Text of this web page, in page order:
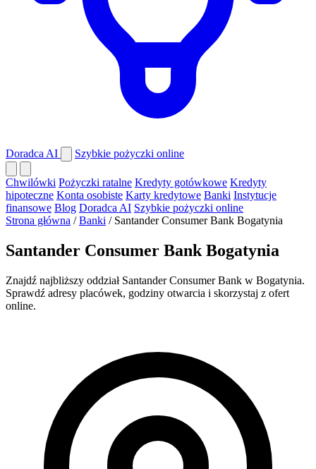
Doradca AI Szybkie pożyczki online
Chwilówki Pożyczki ratalne Kredyty gotówkowe Kredyty
hipoteczne Konta osobiste Karty kredytowe Banki Instytucje
finansowe Blog Doradca AI Szybkie pożyczki online
Strona główna / Banki / Santander Consumer Bank Bogatynia
Santander Consumer Bank Bogatynia
Znajdź najbliższy oddział Santander Consumer Bank w Bogatynia.
Sprawdź adresy placówek, godziny otwarcia i skorzystaj z ofert
online.